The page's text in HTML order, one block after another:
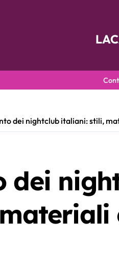
dei nightclub italiani: stili,
dei